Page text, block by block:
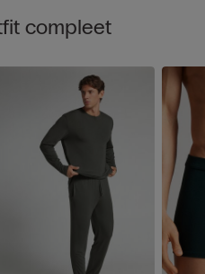
compleet